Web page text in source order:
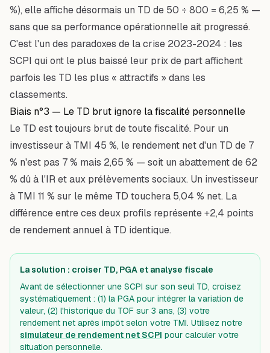
%), elle affiche désormais un TD de 50 ÷ 800 = 6,25 % —
sans que sa performance opérationnelle ait progressé.
C'est l'un des paradoxes de la crise 2023-2024 : les
SCPI qui ont le plus baissé leur prix de part affichent
parfois les TD les plus « attractifs » dans les
classements.
Biais n°3 — Le TD brut ignore la fiscalité personnelle
Le TD est toujours brut de toute fiscalité. Pour un
investisseur à TMI 45 %, le rendement net d'un TD de 7
% n'est pas 7 % mais 2,65 % — soit un abattement de 62
% dû à l'IR et aux prélèvements sociaux. Un investisseur
à TMI 11 % sur le même TD touchera 5,04 % net. La
différence entre ces deux profils représente +2,4 points
de rendement annuel à TD identique.
La solution : croiser TD, PGA et analyse fiscale
Avant de sélectionner une SCPI sur son seul TD, croisez
systématiquement : (1) la PGA pour intégrer la variation de
valeur, (2) l'historique du TOF sur 3 ans, (3) votre
rendement net après impôt selon votre TMI. Utilisez notre
simulateur de rendement net SCPI pour calculer votre
situation personnelle.